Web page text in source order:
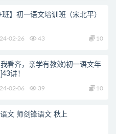
班】初一语文培训班（宋北平）
02-26 43 10
看齐，亲学有教效)初一语文年
讲！
02-06 39 10
文 师剑锋语文 秋上